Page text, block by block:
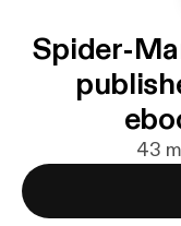
Spider-
43